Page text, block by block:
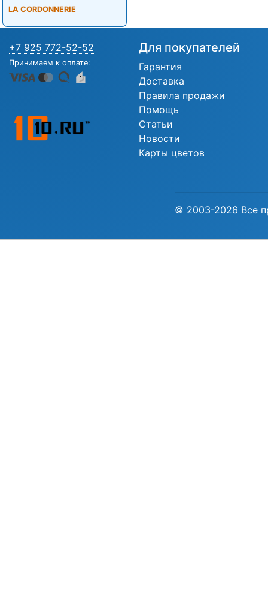
LA CORDONNERIE
+7 925 772-52-52
Принимаем к оплате:
Для покупателей
Гарантия
Доставка
Правила продажи
Помощь
Статьи
Новости
Карты цветов
© 2003-2026 Все